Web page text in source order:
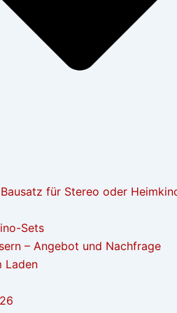
für Stereo oder
Sets
– Angebot und Nachfrage
Laden